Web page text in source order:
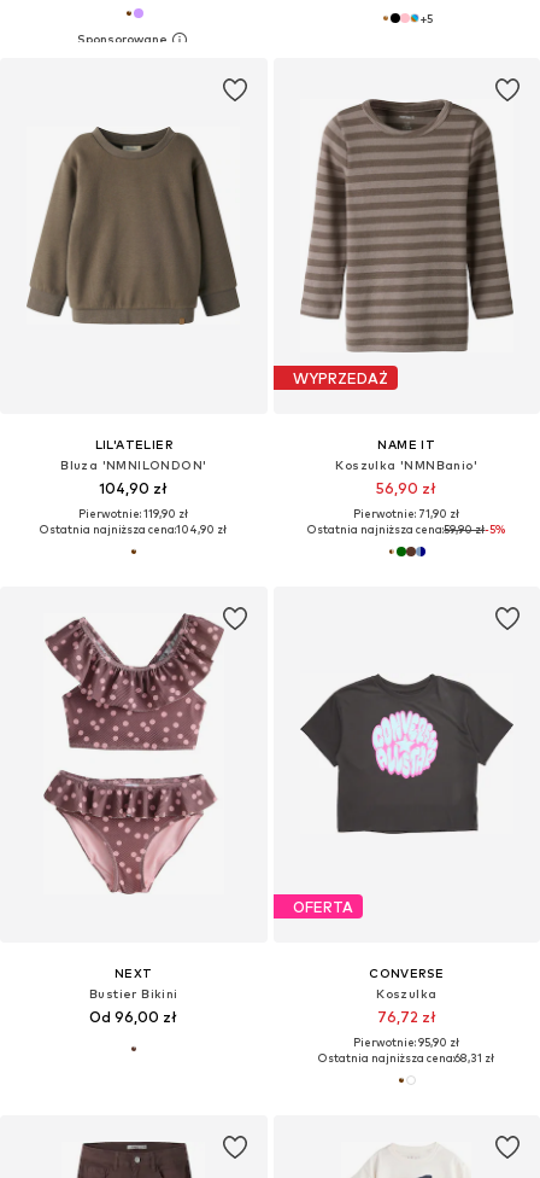
+5
LIL'ATELIER
Bluza 'NMNILONDON'
104,90 zł
Pierwotnie: 119,90 zł
Ostatnia najniższa cena:104,90 zł
WYPRZEDAŻ
NAME IT
Koszulka 'NMNBanio'
56,90 zł
Pierwotnie: 71,90 zł
Ostatnia najniższa cena:59,90 zł-5%
NEXT
Bustier Bikini
Od 96,00 zł
OFERTA
CONVERSE
Koszulka
76,72 zł
Pierwotnie: 95,90 zł
Ostatnia najniższa cena:68,31 zł